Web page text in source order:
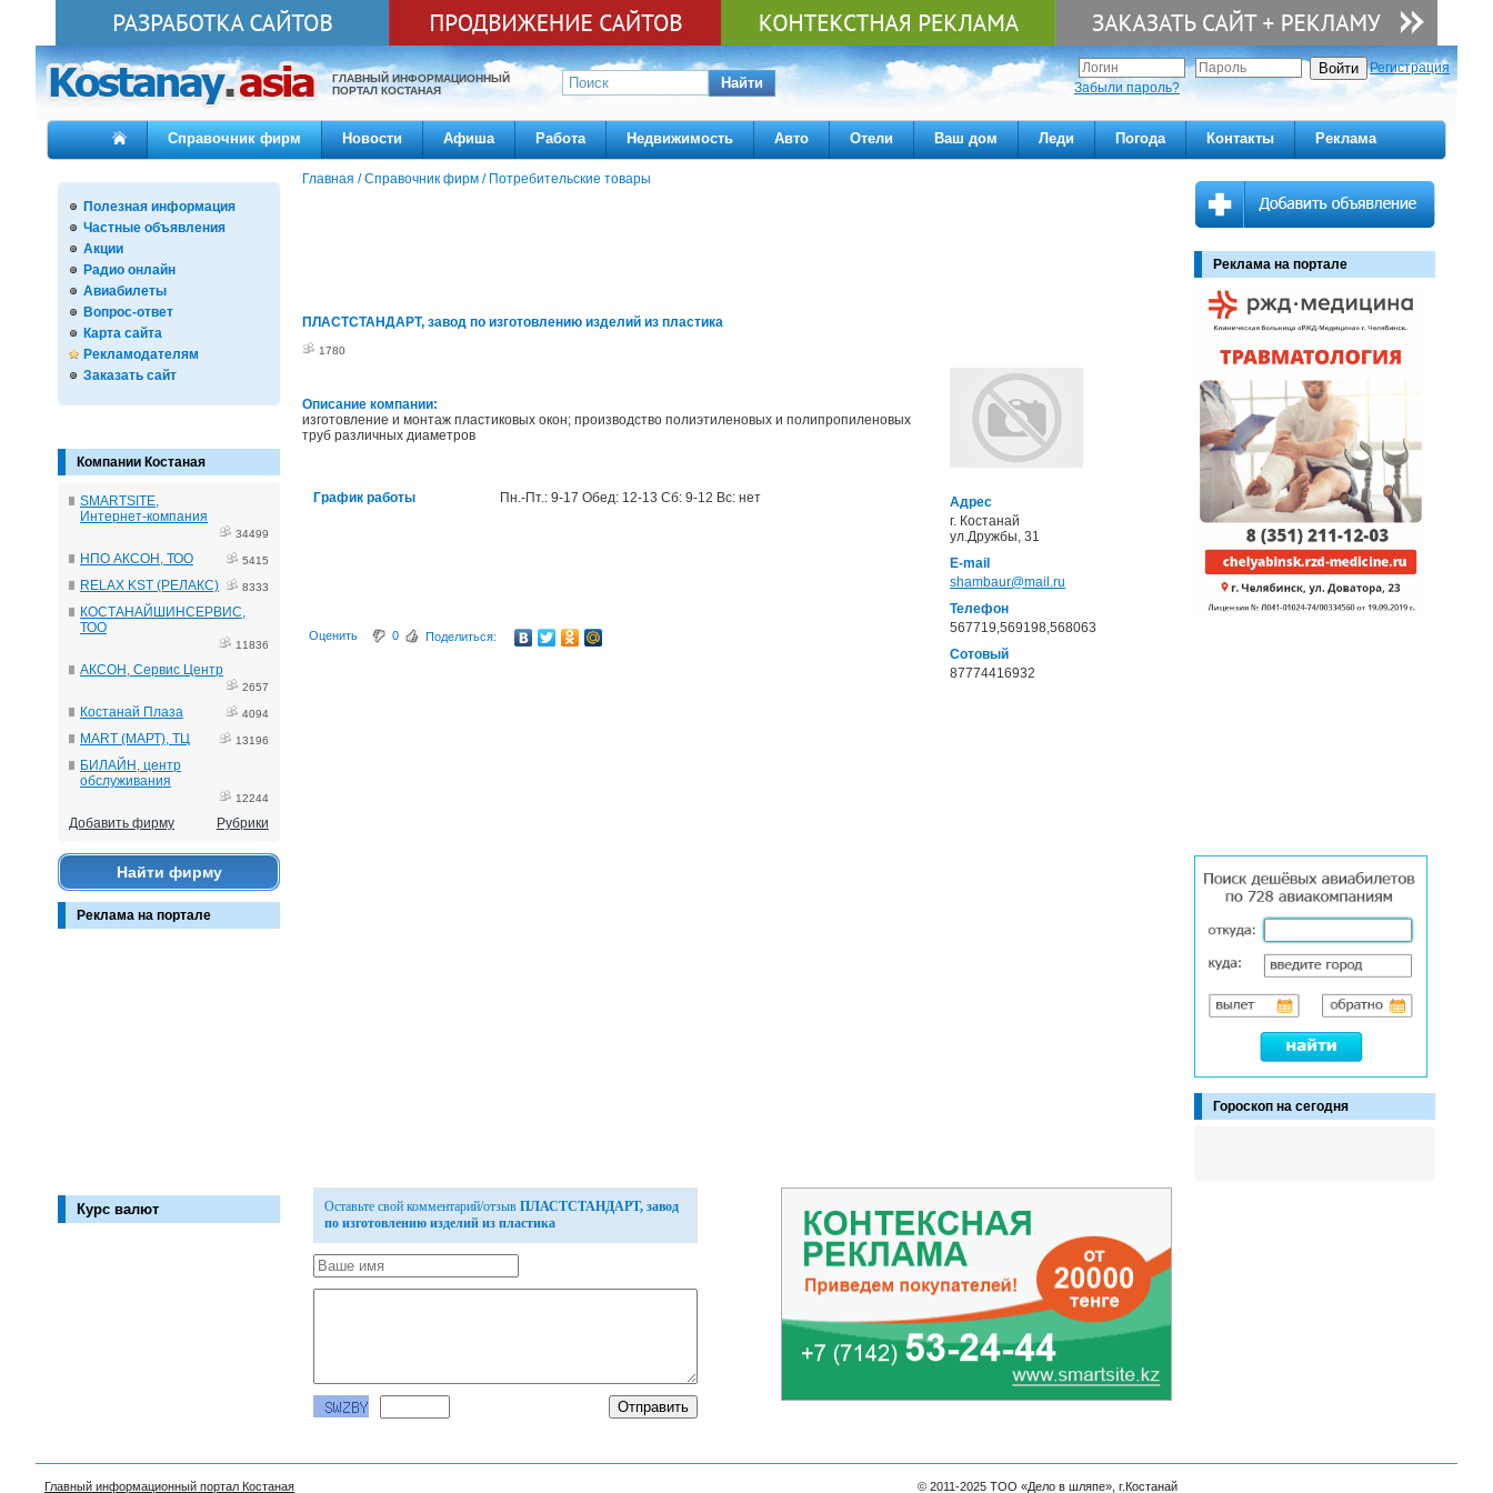
ГЛАВНЫЙ ИНФОРМАЦИОННЫЙ
ПОРТАЛ КОСТАНАЯ
Найти
Регистрация
Забыли пароль?
Справочник фирм Новости Афиша Работа Недвижимость Авто Отели Ваш дом Леди Погода Контакты Реклама
Полезная информация
Частные объявления
Акции
Радио онлайн
Авиабилеты
Вопрос-ответ
Карта сайта
Рекламодателям
Заказать сайт
Компании Костаная
SMARTSITE,
Интернет-компания
34499
НПО АКСОН, ТОО 5415
RELAX KST (РЕЛАКС) 8333
КОСТАНАЙШИНСЕРВИС,
ТОО
11836
АКСОН, Сервис Центр
2657
Костанай Плаза 4094
MART (МАРТ), ТЦ 13196
БИЛАЙН, центр
обслуживания
12244
Добавить фирму Рубрики
Найти фирму
Реклама на портале
Курс валют
Главная /Справочник фирм / Потребительские товары
ПЛАСТСТАНДАРТ, завод по изготовлению изделий из пластика
1780
Описание компании:
изготовление и монтаж пластиковых окон; производство полиэтиленовых и полипропиленовых
труб различных диаметров
Адрес
г. Костанай
ул.Дружбы, 31
E-mail
shambaur@mail.ru
Телефон
567719,569198,568063
Сотовый
87774416932
График работы Пн.-Пт.: 9-17 Обед: 12-13 Сб: 9-12 Вс: нет
Оценить 0 Поделиться:
Оставьте свой комментарий/отзыв ПЛАСТСТАНДАРТ, завод
по изготовлению изделий из пластика
Реклама на портале
Гороскоп на сегодня
Главный информационный портал Костаная © 2011-2025 ТОО «Дело в шляпе», г.Костанай